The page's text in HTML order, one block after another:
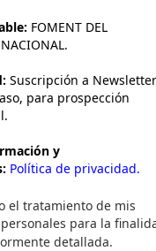
FOMENT DEL
Suscripción a Newsletter
para prospección
y
Política de privacidad.
el tratamiento de mis
para la
detallada.